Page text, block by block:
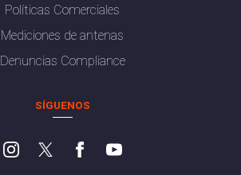
Políticas Comerciales
Mediciones de antenas
Denuncias Compliance
SÍGUENOS